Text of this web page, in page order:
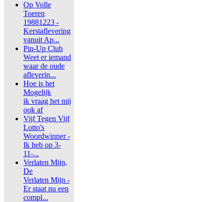
Op Volle
Toeren
19881223 -
Kerstaflevering
vanuit Ap...
Pin-Up Club
Weet er iemand
waar de oude
afleverin...
Hoe is het
Mogelijk
ik vraag het mij
ook af
Vijf Tegen Vijf
Lotto's
Woordwinner -
Ik heb op 3-
11-...
Verlaten Mijn,
De
Verlaten Mijn -
Er staat nu een
compl...